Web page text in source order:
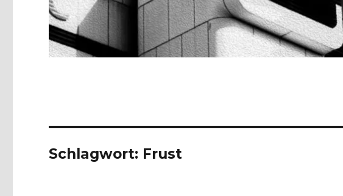
Schlagwort: Frust